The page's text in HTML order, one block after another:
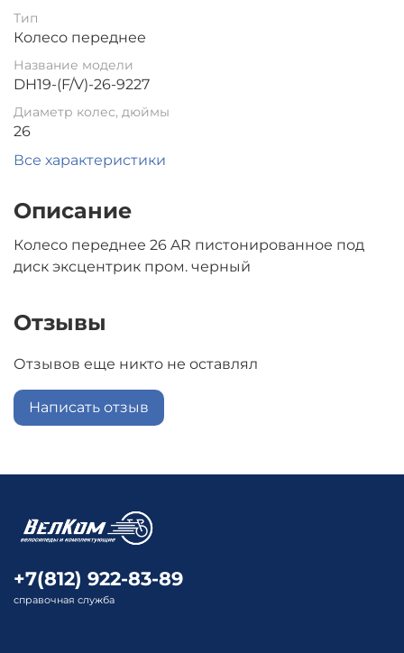
Тип
Колесо переднее
Название модели
DH19-(F/V)-26-9227
Диаметр колес, дюймы
26
Все характеристики
Описание
Колесо переднее 26 AR пистонированное под
диск эксцентрик пром. черный
Отзывы
Отзывов еще никто не оставлял
Написать отзыв
+7(812) 922-83-89
справочная служба